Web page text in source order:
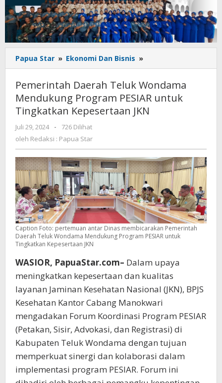
Papua Star » Ekonomi Dan Bisnis »
Daerah
Wondama
Mendukung
Program
Kepesertaan
JKN
Pemerintah Daerah Teluk Wondama
Mendukung Program PESIAR untuk
Tingkatkan Kepesertaan JKN
Juli 29, 2024
oleh
Redaksi
Star
-
726 Dilihat
oleh Redaksi : Papua Star
Caption Foto: pertemuan antar Dinas membicarakan Pemerintah
Daerah Teluk Wondama Mendukung Program PESIAR untuk
Tingkatkan Kepesertaan JKN
WASIOR, PapuaStar.com– Dalam upaya
meningkatkan kepesertaan dan kualitas
layanan Jaminan Kesehatan Nasional (JKN), BPJS
Kesehatan Kantor Cabang Manokwari
mengadakan Forum Koordinasi Program PESIAR
(Petakan, Sisir, Advokasi, dan Registrasi) di
Kabupaten Teluk Wondama dengan tujuan
memperkuat sinergi dan kolaborasi dalam
implementasi program PESIAR. Forum ini